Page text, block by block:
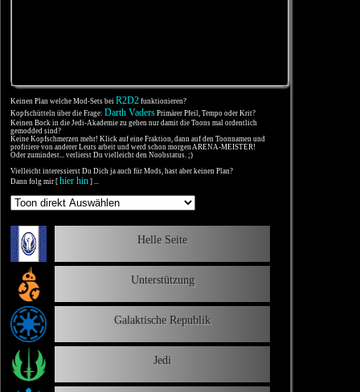
Keinen Plan welche Mod-Sets bei R2D2 funktionieren?
Kopfschütteln über die Frage: Darth Vaders Primärer Pfeil, Tempo oder Krit?
Keinen Bock in die Jedi-Akademie zu gehen nur damit die Toons mal ordentlich
gemodded sind?
Keine Kopfschmerzen mehr! Klick auf eine Fraktion, dann auf den Toonnamen und
profitiere von anderer Leuts arbeit und werd schon morgen ARENA-MEISTER!
Oder zumindest... verlierst Du vielleicht den Noobstatus. ;)
Vielleicht interessierst Du Dich ja auch für Mods, hast aber keinen Plan?
Dann folg mir [ hier hin ] ...
Helle Seite
Unterstützung
Galaktische Republik
Jedi